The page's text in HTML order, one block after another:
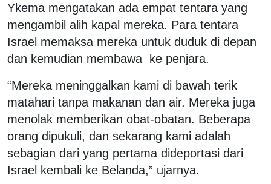
Ykema mengatakan ada empat tentara yang
mengambil alih kapal mereka. Para tentara
Israel memaksa mereka untuk duduk di depan
dan kemudian membawa ke penjara.
“Mereka meninggalkan kami di bawah terik
matahari tanpa makanan dan air. Mereka juga
menolak memberikan obat-obatan. Beberapa
orang dipukuli, dan sekarang kami adalah
sebagian dari yang pertama dideportasi dari
Israel kembali ke Belanda,” ujarnya.